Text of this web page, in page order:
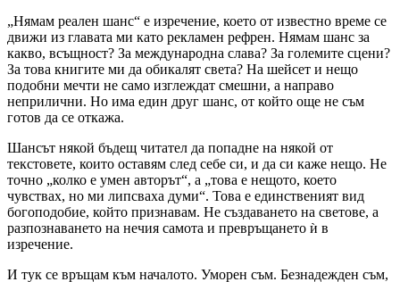
„Нямам реален шанс“ е изречение, което от известно време се
движи из главата ми като рекламен рефрен. Нямам шанс за
какво, всъщност? За международна слава? За големите сцени?
За това книгите ми да обикалят света? На шейсет и нещо
подобни мечти не само изглеждат смешни, а направо
неприлични. Но има един друг шанс, от който още не съм
готов да се откажа.
Шансът някой бъдещ читател да попадне на някой от
текстовете, които оставям след себе си, и да си каже нещо. Не
точно „колко е умен авторът“, а „това е нещото, което
чувствах, но ми липсваха думи“. Това е единственият вид
богоподобие, който признавам. Не създаването на светове, а
разпознаването на нечия самота и превръщането ѝ в
изречение.
И тук се връщам към началото. Уморен съм. Безнадежден съм,